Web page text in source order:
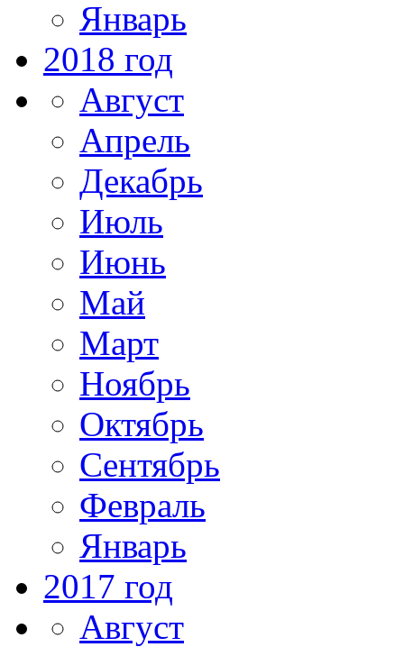
Январь
2018 год
Август
Апрель
Декабрь
Июль
Июнь
Май
Март
Ноябрь
Октябрь
Сентябрь
Февраль
Январь
2017 год
Август